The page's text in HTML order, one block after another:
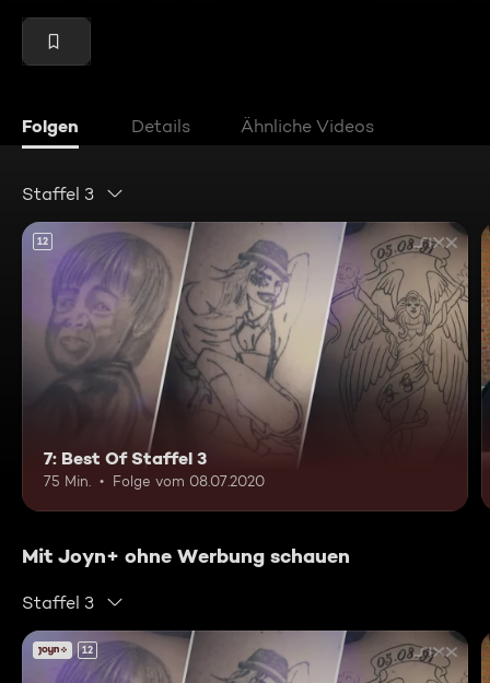
Folgen Details Ähnliche Videos
Staffel 3
12
7: Best Of Staffel 3
75 Min. Folge vom 08.07.2020
Mit Joyn+ ohne Werbung schauen
Staffel 3
12